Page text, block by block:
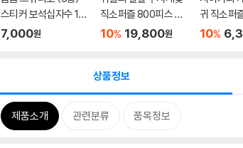
스티커 보석십자수 10
x11
7,000원
직소퍼즐 800피스 홀
로그...
10% 19,800원
귀 직소퍼
네컷 ...
10%
상품정보
제품소개 관련분류 품목정보